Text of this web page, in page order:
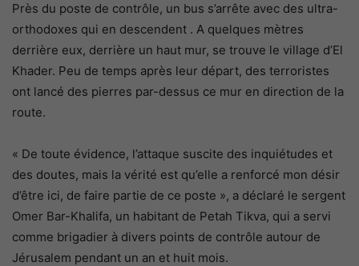
Près du poste de contrôle, un bus s’arrête avec des ultra-
orthodoxes qui en descendent . A quelques mètres
derrière eux, derrière un haut mur, se trouve le village d’El
Khader. Peu de temps après leur départ, des terroristes
ont lancé des pierres par-dessus ce mur en direction de la
route.
« De toute évidence, l’attaque suscite des inquiétudes et
des doutes, mais la vérité est qu’elle a renforcé mon désir
d’être ici, de faire partie de ce poste », a déclaré le sergent
Omer Bar-Khalifa, un habitant de Petah Tikva, qui a servi
comme brigadier à divers points de contrôle autour de
Jérusalem pendant un an et huit mois.